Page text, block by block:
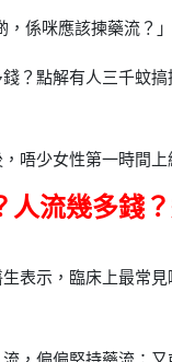
，係咪應該揀藥流？」
錢？點解有人三千蚊
唔少女性第一時間上
人流幾多錢
表示，臨床上最常